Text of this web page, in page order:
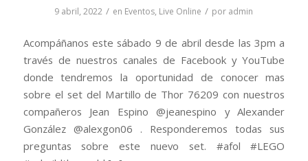
9 abril, 2022 / en Eventos, Live Online / por admin
Acompáñanos este sábado 9 de abril desde las 3pm a
través de nuestros canales de Facebook y YouTube
donde tendremos la oportunidad de conocer mas
sobre el set del Martillo de Thor 76209 con nuestros
compañeros Jean Espino @jeanespino y Alexander
González @alexgon06 . Responderemos todas sus
preguntas sobre este nuevo set. #afol #LEGO